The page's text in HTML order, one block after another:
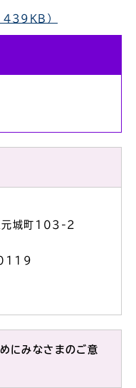
439KB）
城町103-2
にみなさまのご意